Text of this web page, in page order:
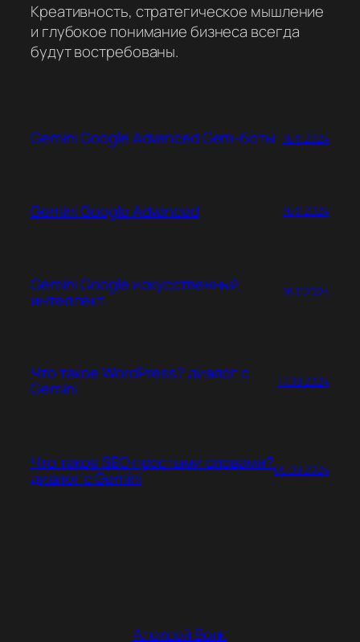
Креативность, стратегическое мышление
и глубокое понимание бизнеса всегда
будут востребованы.
Gemini Google Advanced Gem-боты 16.11.2024
Gemini Google Advanced 16.11.2024
Gemini Google искусственный
интеллект 16.11.2024
Что такое WordPress? диалог с
Gemini 17.08.2024
Что такое SEO простыми словами?
диалог с Gemini 05.08.2024
Алексей Волк